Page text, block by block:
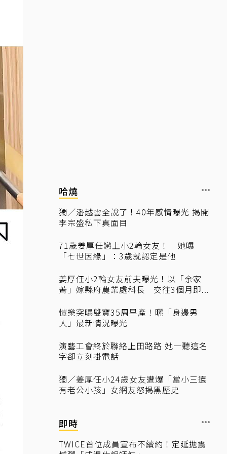
哈燒
獨／潘越雲全說了！40年感情曝光 揭開
李宗盛私下真面目
71歲姜厚任戀上小2輪女友！ 她曝
「七世因緣」：3歲就認定是他
姜厚任小2輪女友前夫曝光！以「余家
菁」嫁縣府農業處科長 交往3個月即...
愷樂突曝雙寶35周早產！曬「身邊男
人」最新情況曝光
演藝工會終於聯絡上田路路 她一聽這名
字卻立刻掛電話
獨／姜厚任小24歲女友遭爆「當小三還
有老公小孩」女網友怒揭黑歷史
即時
TWICE首位成員宣布不續約！定延拋震